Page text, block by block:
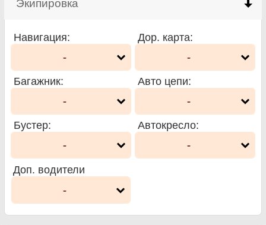
Экипировка
Навигация:
-
Дор. карта:
-
Багажник:
-
Авто цепи:
-
Бустер:
-
Автокресло:
-
Доп. водители
-